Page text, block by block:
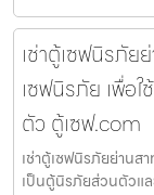
เช่าตู้เซฟนิรภัย
เซฟนิรภัย เพื่อ
ตัว ตู้เซฟ.com
เช่าตู้เซฟนิรภัยย่านส
เป็นตู้นิรภัยส่วนตัวแ